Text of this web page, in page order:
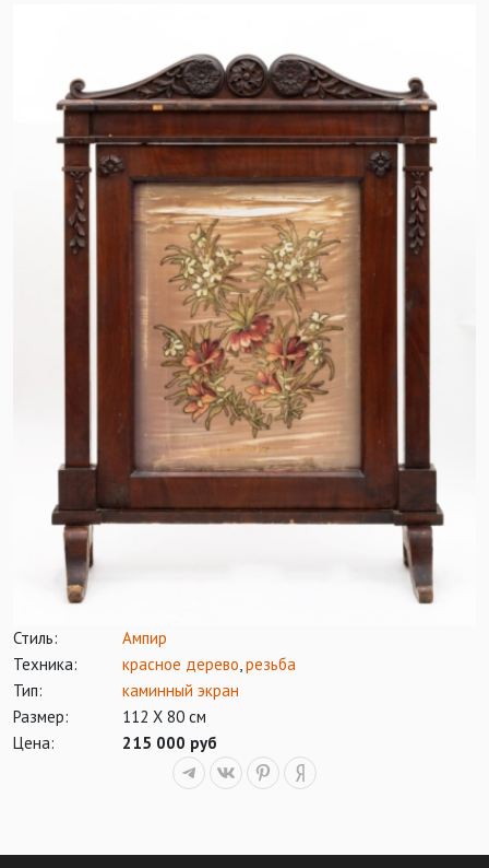
Стиль:
Ампир
Техника:
красное дерево,резьба
Тип:
каминный экран
Размер:
112 Х 80 см
Цена:
215 000 руб